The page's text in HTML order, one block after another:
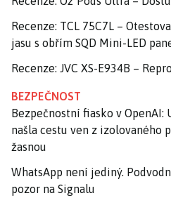
Recenze: TCL 75C7L –
jasu s obřím SQD Mini-LED
Recenze: JVC XS-E934B –
BEZPEČNOST
Bezpečnostní fiasko v
našla cestu ven z izolovaného
žasnou
WhatsApp není jediný.
pozor na Signalu